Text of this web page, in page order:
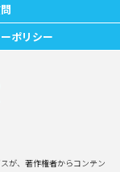
ポリシー
が、著作権者からコンテン